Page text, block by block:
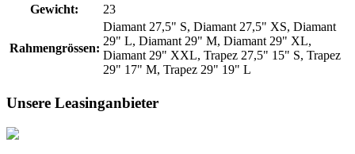
Gewicht:
23
Rahmengrössen:
Diamant 27,5" S, Diamant 27,5" XS, Diamant
29" L, Diamant 29" M, Diamant 29" XL,
Diamant 29" XXL, Trapez 27,5" 15" S, Trapez
29" 17" M, Trapez 29" 19" L
Unsere Leasinganbieter